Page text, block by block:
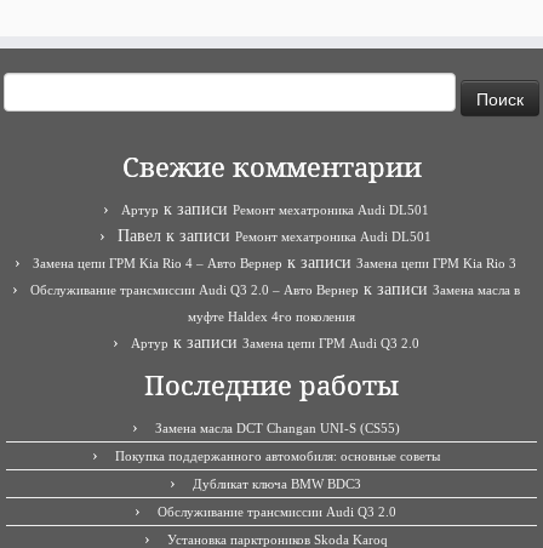
Свежие комментарии
Артур к записи Ремонт мехатроника Audi DL501
Павел к записи Ремонт мехатроника Audi DL501
Замена цепи ГРМ Kia Rio 4 – Авто Вернер к записи Замена цепи ГРМ Kia Rio 3
Обслуживание трансмиссии Audi Q3 2.0 – Авто Вернер к записи Замена масла в
муфте Haldex 4го поколения
Артур к записи Замена цепи ГРМ Audi Q3 2.0
Последние работы
Замена масла DCT Changan UNI-S (CS55)
Покупка поддержанного автомобиля: основные советы
Дубликат ключа BMW BDC3
Обслуживание трансмиссии Audi Q3 2.0
Установка парктроников Skoda Karoq